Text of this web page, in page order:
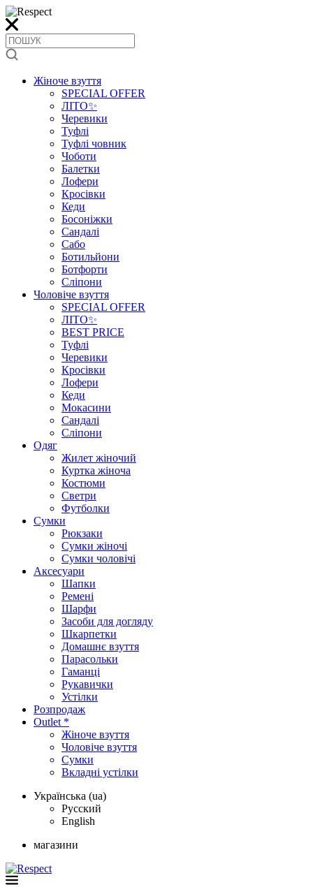
Жіноче взуття
SPECIAL OFFER
ЛІТО✨
Черевики
Туфлі
Туфлі човник
Чоботи
Балетки
Лофери
Кросівки
Кеди
Босоніжки
Сандалі
Сабо
Ботильйони
Ботфорти
Сліпони
Чоловіче взуття
SPECIAL OFFER
ЛІТО✨
BEST PRICE
Туфлі
Черевики
Кросівки
Лофери
Кеди
Мокасини
Сандалі
Сліпони
Одяг
Жилет жіночий
Куртка жіноча
Костюми
Светри
Футболки
Сумки
Рюкзаки
Сумки жіночі
Сумки чоловічі
Аксеcуари
Шапки
Ремені
Шарфи
Засоби для догляду
Шкарпетки
Домашнє взуття
Парасольки
Гаманці
Рукавички
Устілки
Розпродаж
Outlet *
Жіноче взуття
Чоловіче взуття
Сумки
Вкладні устілки
Українська (ua)
Русский
English
магазини